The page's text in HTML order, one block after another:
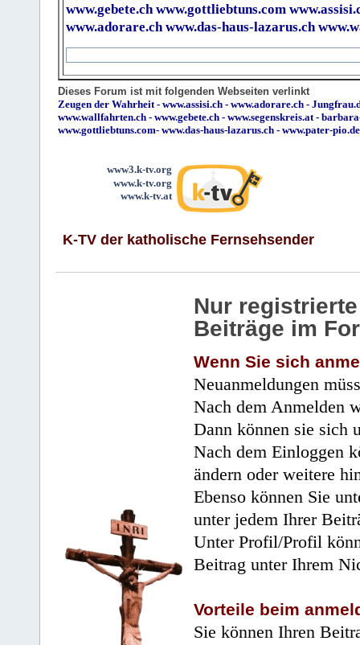
www.gebete.ch www.gottliebtuns.com
www.adorare.ch www.das-haus-lazarus.ch
Dieses Forum ist mit folgenden Webseiten verlinkt
Zeugen der Wahrheit- www.assisi.ch - www.adorare.ch -
www.wallfahrten.ch - www.gebete.ch - www.segenskreis.at-
www.gottliebtuns.com- www.das-haus-lazarus.ch - www.pater-pio.de
www3.k-tv.org
www.k-tv.org
www.k-tv.at
K-TV der katholische Fernsehsender
Nur
Beiträge im
Wenn Sie sich
Neuanmeldungen
Nach dem Anmelden
Dann können sie sich
Nach dem Einloggen
ändern oder weitere
Ebenso können Sie
unter jedem Ihrer
Unter Profil/Profil
Beitrag unter Ihrem
Vorteile beim
Sie können Ihren